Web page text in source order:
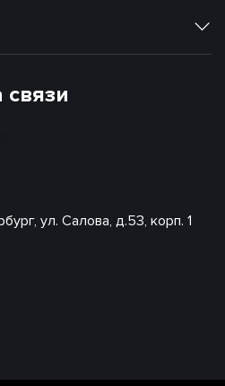
связи
ул. Салова, д.53, корп. 1